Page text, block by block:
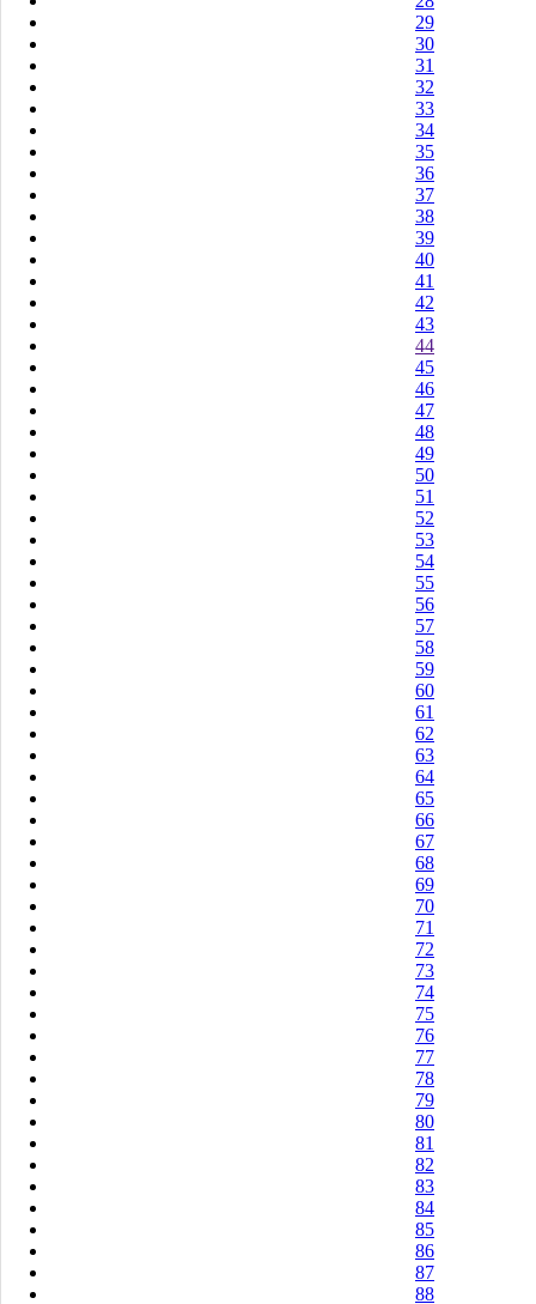
29
30
31
32
33
34
35
36
37
38
39
40
41
42
43
44
45
46
47
48
49
50
51
52
53
54
55
56
57
58
59
60
61
62
63
64
65
66
67
68
69
70
71
72
73
74
75
76
77
78
79
80
81
82
83
84
85
86
87
88